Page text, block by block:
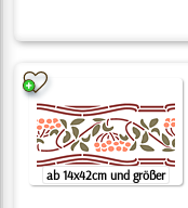
ab 14x42cm und größer